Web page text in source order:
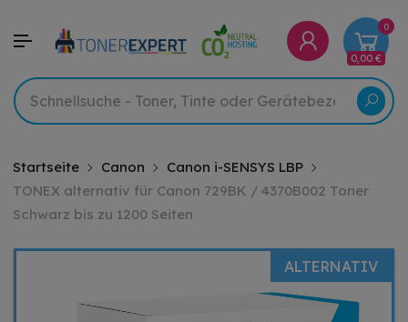
0
0,00 €
Startseite Canon
Canon i-SENSYS LBP
TONEX alternativ für Canon 729BK / 4370B002 Toner
Schwarz bis zu 1200 Seiten
ALTERNATIV